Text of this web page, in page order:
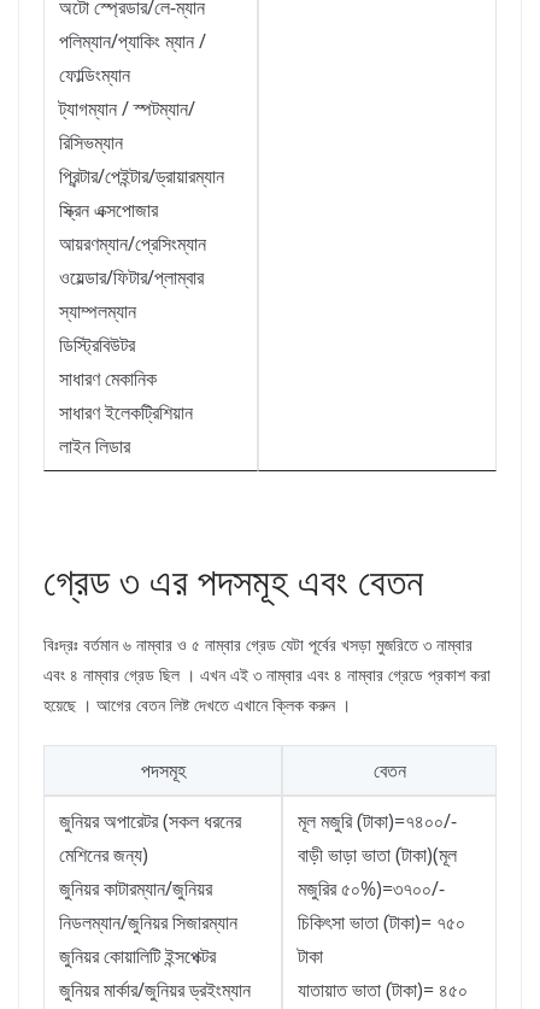
অটো স্প্রেডার/লে-ম্যান
পলিম্যান/প্যাকিং ম্যান /
ফোল্ডিংম্যান
ট্যাগম্যান / স্পটম্যান/
রিসিভম্যান
প্রিন্টার/পেইন্টার/ড্রায়ারম্যান
স্ক্রিন এক্সপোজার
আয়রণম্যান/প্রেসিংম্যান
ওয়েল্ডার/ফিটার/প্লাম্বার
স্যাম্পলম্যান
ডিস্ট্রিবিউটর
সাধারণ মেকানিক
সাধারণ ইলেকট্রিশিয়ান
লাইন লিডার
গ্রেড ৩ এর পদসমূহ এবং বেতন
বিঃদ্রঃ বর্তমান ৬ নাম্বার ও ৫ নাম্বার গ্রেড যেটা পূর্বের খসড়া মুজরিতে ৩ নাম্বার
এবং ৪ নাম্বার গ্রেড ছিল । এখন এই ৩ নাম্বার এবং ৪ নাম্বার গ্রেডে প্রকাশ করা
হয়েছে । আগের বেতন লিষ্ট দেখতে এখানে ক্লিক করুন ।
পদসমূহ
বেতন
জুনিয়র অপারেটর (সকল ধরনের
মেশিনের জন্য)
জুনিয়র কাটারম্যান/জুনিয়র
নিডলম্যান/জুনিয়র সিজারম্যান
জুনিয়র কোয়ালিটি ইন্সপেক্টর
জুনিয়র মার্কার/জুনিয়র ড্রইংম্যান
মূল মজুরি (টাকা)=৭৪০০/-
বাড়ী ভাড়া ভাতা (টাকা)(মূল
মজুরির ৫০%)=৩৭০০/-
চিকিৎসা ভাতা (টাকা)= ৭৫০
টাকা
যাতায়াত ভাতা (টাকা)= ৪৫০